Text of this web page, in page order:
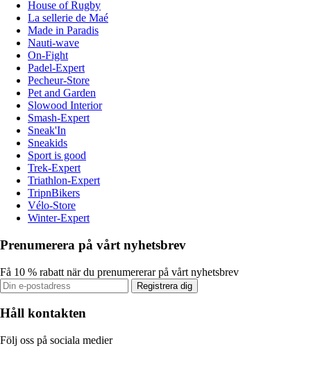
House of Rugby
La sellerie de Maé
Made in Paradis
Nauti-wave
On-Fight
Padel-Expert
Pecheur-Store
Pet and Garden
Slowood Interior
Smash-Expert
Sneak'In
Sneakids
Sport is good
Trek-Expert
Triathlon-Expert
TripnBikers
Vélo-Store
Winter-Expert
Prenumerera på vårt nyhetsbrev
Få 10 % rabatt när du prenumererar på vårt nyhetsbrev
Registrera dig
Håll kontakten
Följ oss på sociala medier